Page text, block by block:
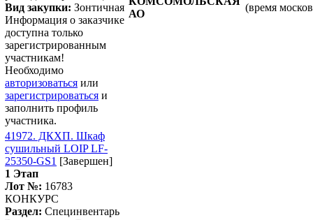
Вид закупки: Зонтичная
Информация о заказчике
доступна только
зарегистрированным
участникам!
Необходимо
авторизоваться или
зарегистрироваться и
заполнить профиль
участника.
АО
(время
41972. ДКХП. Шкаф
сушильный LOIP LF-
25350-GS1 [Завершен]
1 Этап
Лот №: 16783
КОНКУРС
Раздел: Специнвентарь